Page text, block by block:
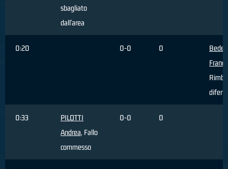
sbagliato
dall'area
0:20 0-0 0
0:33
PILOTTI
Andrea, Fallo
commesso
0-0 0